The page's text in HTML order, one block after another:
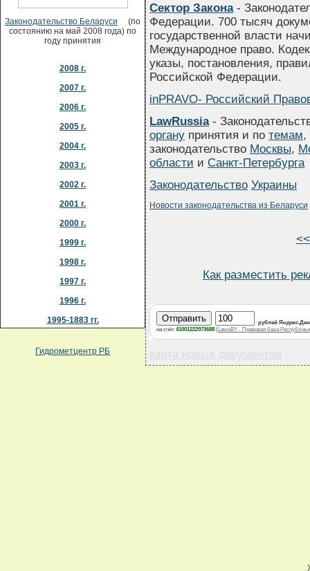
Законодательство Беларуси (по
состоянию на май 2008 года) по
году принятия
2008 г.
2007 г.
2006 г.
2005 г.
2004 г.
2003 г.
2002 г.
2001 г.
2000 г.
1999 г.
1998 г.
1997 г.
1996 г.
1995-1883 гг.
Гидрометцентр РБ
Сектор Закона-
Федерации. 700 тысяч
государственной власти
Международное право.
указы, постановления,
Российской Федерации.
inPRAVO- Российский
LawRussia-
органу принятия и по темам,
законодательство Москвы,
области и Санкт-Петербурга
Законодательство Украины
Новости законодательства из Беларуси
Как разместить
рублей
на счёт 41001222973688(LawsBY - Правовая база